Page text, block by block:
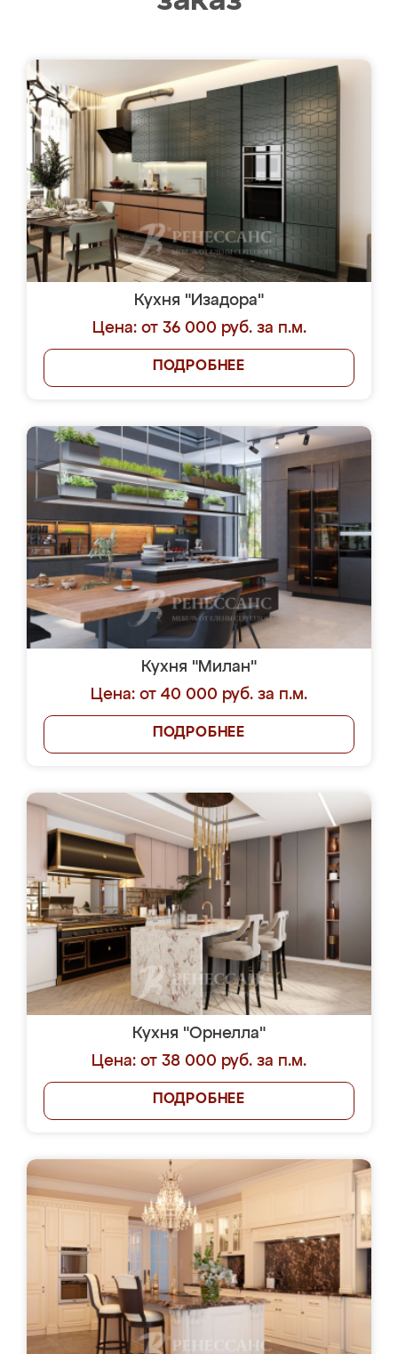
Кухня "Изадора"
Цена: от 36 000 руб. за п.м.
ПОДРОБНЕЕ
Кухня "Милан"
Цена: от 40 000 руб. за п.м.
ПОДРОБНЕЕ
Кухня "Орнелла"
Цена: от 38 000 руб. за п.м.
ПОДРОБНЕЕ